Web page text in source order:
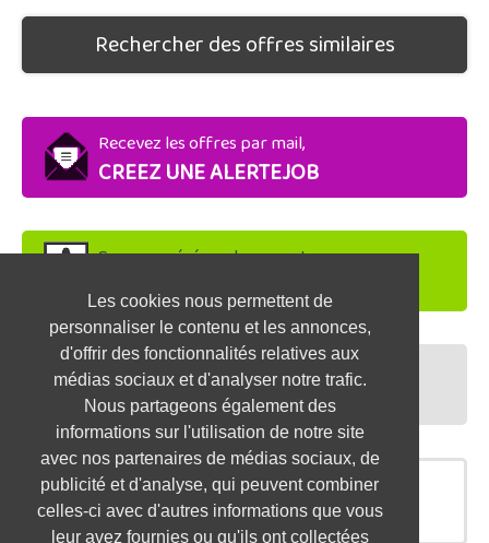
Les cookies nous permettent de
personnaliser le contenu et les annonces,
d'offrir des fonctionnalités relatives aux
médias sociaux et d'analyser notre trafic.
Nous partageons également des
informations sur l'utilisation de notre site
avec nos partenaires de médias sociaux, de
publicité et d'analyse, qui peuvent combiner
celles-ci avec d'autres informations que vous
leur avez fournies ou qu'ils ont collectées
Rechercher des offres similaires
Recevez les offres par mail,
CREEZ UNE ALERTEJOB
Soyez repéré par les recruteurs,
DEPOSEZ VOTRE CV
Préparez vos entretiens,
TESTEZ-VOUS
OFFRES SIMILAIRES